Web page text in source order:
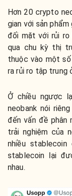
Hơn 20 crypto
gian với sản
đối mặt với rủi
qua chu kỳ thị
thuộc vào một
ra rủi ro tập trung
Ở chiều ngược
neobank nói
đến vấn đề phân
trải nghiệm của
nhiều
stablecoin lại
nhau.